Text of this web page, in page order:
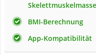
Skelettmuskelmasse
BMI-Berechnung
App-Kompatibilität